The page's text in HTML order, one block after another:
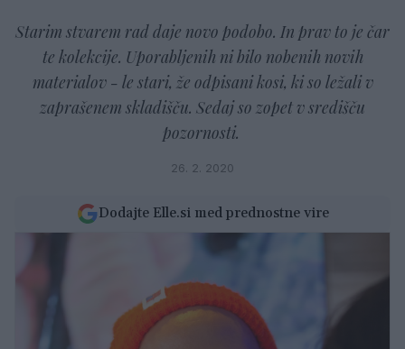
Starim stvarem rad daje novo podobo. In prav to je čar
te kolekcije. Uporabljenih ni bilo nobenih novih
materialov - le stari, že odpisani kosi, ki so ležali v
zaprašenem skladišču. Sedaj so zopet v središču
pozornosti.
26. 2. 2020
Dodajte Elle.si med prednostne vire